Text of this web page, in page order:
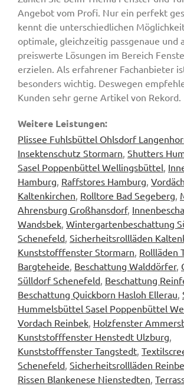
Angebot vom Profi. Nur ein perfekt
kennt die unterschiedlichen
optimale, gleichzeitig passgenaue und
preiswerte Lösungen im Bereich
erzielen. Als erfahrener Fachanbieter
besonders wichtig. Deswegen
Kunden sehr gerne Artikel von Rekord.
Weitere Leistungen:
Plissee Fuhlsbüttel Ohlsdorf
Insektenschutz Stormarn, Shutters
Sasel Poppenbüttel Wellingsbüttel,
Hamburg, Raffstores Hamburg,
Kaltenkirchen, Rolltore Bad Segeberg,
Ahrensburg Großhansdorf,
Wandsbek, Wintergartenbeschattung
Schenefeld, Sicherheitsrollläden
Kunststofffenster Stormarn, Rollläden
Bargteheide, Beschattung Walddörfer,
Sülldorf Schenefeld, Beschattung
Beschattung Quickborn Hasloh Ellerau,
Hummelsbüttel Sasel Poppenbüttel
Vordach Reinbek, Holzfenster
Kunststofffenster Henstedt Ulzburg,
Kunststofffenster Tangstedt,
Schenefeld, Sicherheitsrollläden
Rissen Blankenese Nienstedten,